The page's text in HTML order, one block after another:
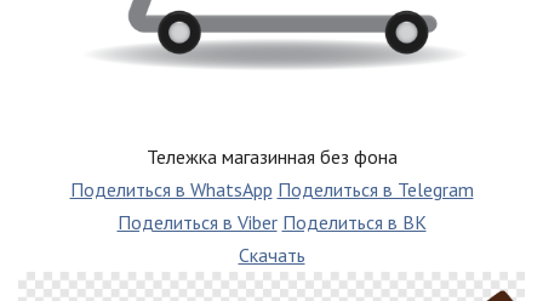
Тележка магазинная без фона
Поделиться в WhatsApp Поделиться в Telegram
Поделиться в Viber Поделиться в ВК
Скачать